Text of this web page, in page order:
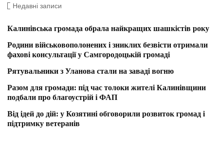
Недавні записи
Калинівська громада обрала найкращих шашкістів року
Родини військовополонених і зниклих безвісти отримали
фахові консультації у Самгородоцькій громаді
Рятувальники з Уланова стали на заваді вогню
Разом для громади: під час толоки жителі Калинівщини
подбали про благоустрій і ФАП
Від ідей до дій: у Козятині обговорили розвиток громад і
підтримку ветеранів